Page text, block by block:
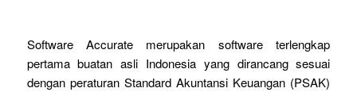
Software Accurate merupakan software terlengkap
pertama buatan asli Indonesia yang dirancang sesuai
dengan peraturan Standard Akuntansi Keuangan (PSAK)